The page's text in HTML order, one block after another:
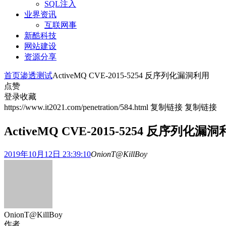
SQL注入
业界资讯
互联网事
新酷科技
网站建设
资源分享
首页渗透测试ActiveMQ CVE-2015-5254 反序列化漏洞利用
点赞
登录收藏
https://www.it2021.com/penetration/584.html 复制链接 复制链接
ActiveMQ CVE-2015-5254 反序列化漏洞
2019年10月12日 23:39:10OnionT@KillBoy
OnionT@KillBoy